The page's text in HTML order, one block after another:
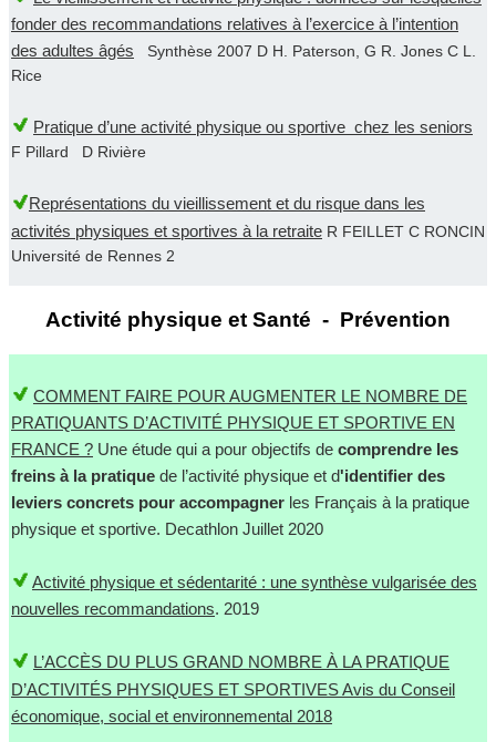
fonder des recommandations relatives à l’exercice à l’intention
des adultes âgés
Synthèse 2007 D H. Paterson, G R. Jones C L.
Rice
Pratique d’une activité physique ou sportive chez les seniors
F Pillard D Rivière
Représentations du vieillissement et du risque dans les
activités physiques et sportives à la retraite R FEILLET C RONCIN
Université de Rennes 2
Activité physique et Santé - Prévention
COMMENT FAIRE POUR AUGMENTER LE NOMBRE DE
PRATIQUANTS D’ACTIVITÉ PHYSIQUE ET SPORTIVE EN
FRANCE ? Une étude qui a pour objectifs de comprendre les
freins à la pratique de l’activité physique et d'identifier des
leviers concrets pour accompagner les Français à la pratique
physique et sportive. Decathlon Juillet 2020
Activité physique et sédentarité : une synthèse vulgarisée des
nouvelles recommandations. 2019
L’ACCÈS DU PLUS GRAND NOMBRE À LA PRATIQUE
D’ACTIVITÉS PHYSIQUES ET SPORTIVES Avis du Conseil
économique, social et environnemental 2018